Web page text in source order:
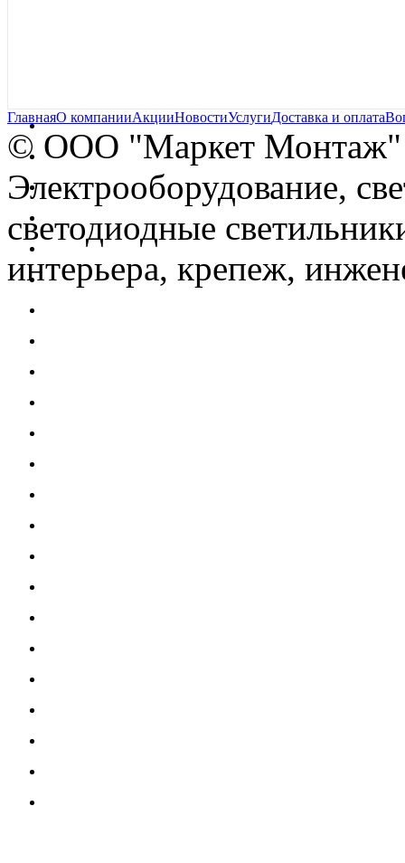
ГлавнаяО компанииАкцииНовостиУслугиДоставка и оплата
© OOO "Маркет Монтаж"
Электрооборудование,
светодиодные
интерьера, крепеж,